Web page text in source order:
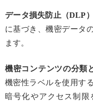
データ損失防止（DLP
に基づき、機密データ
ます。
機密コンテンツの分類
機密性ラベルを使用す
暗号化やアクセス制限